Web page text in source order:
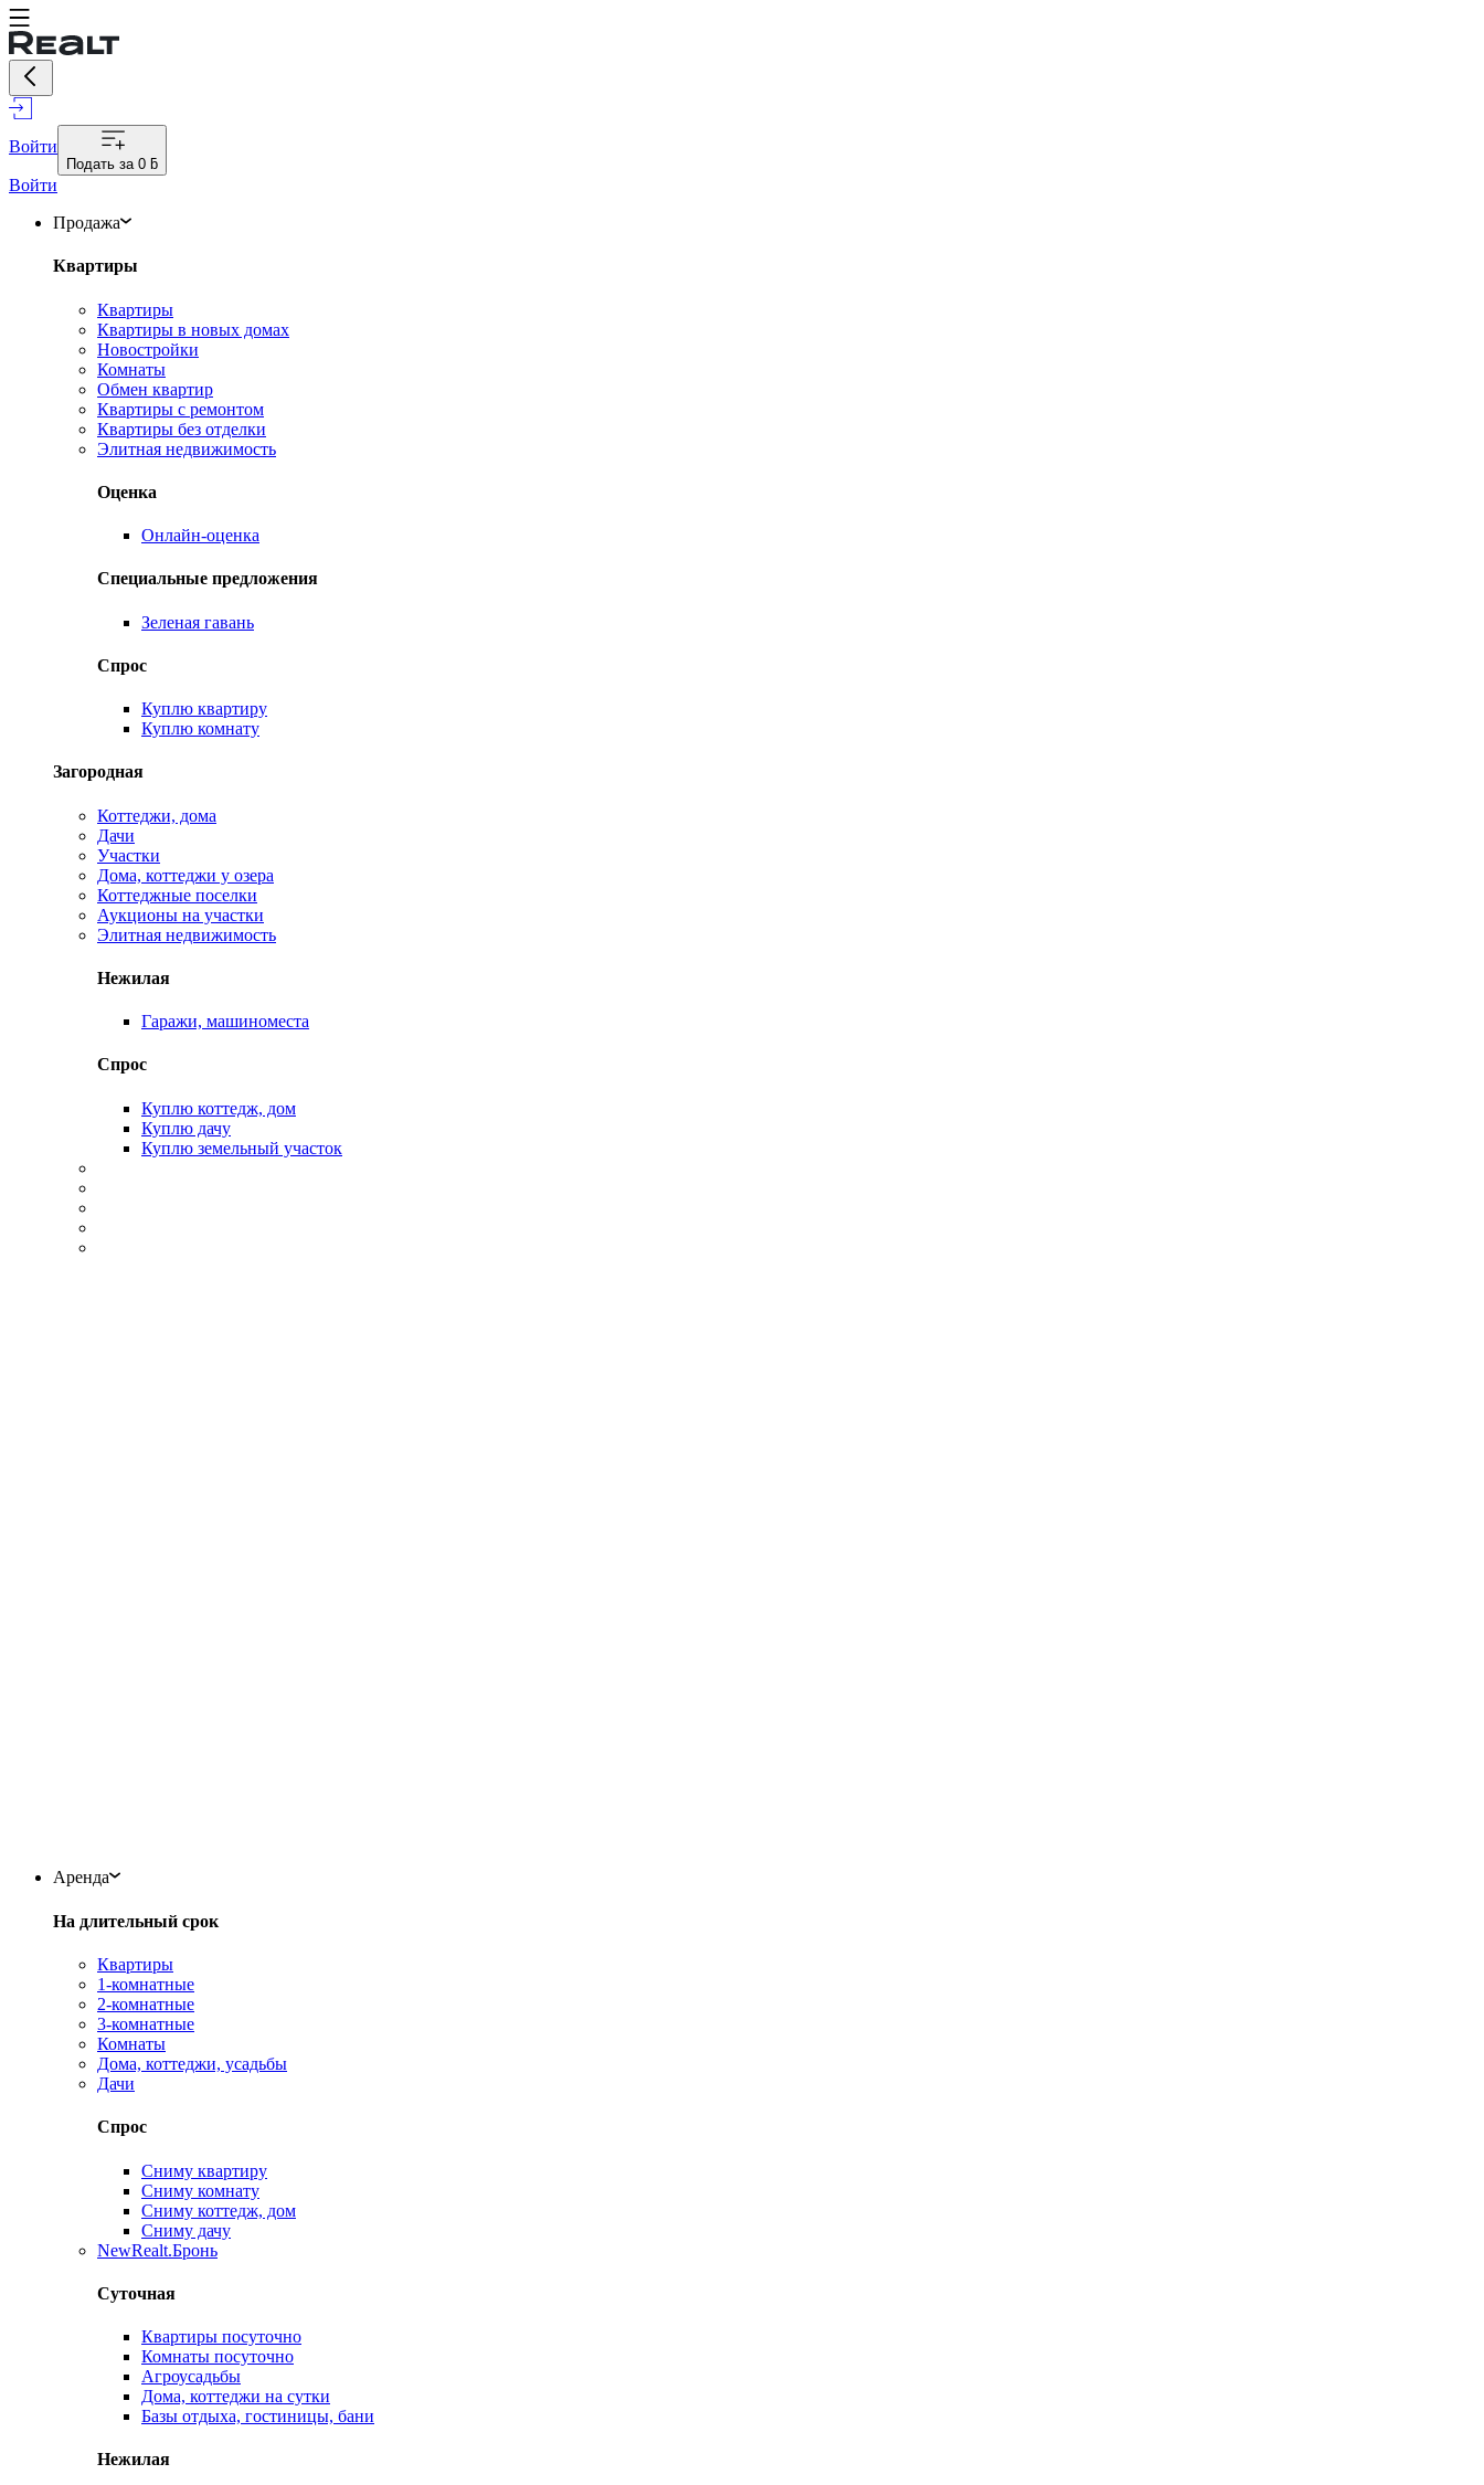
Войти
Подать за 0 ƃ
Войти
Продажа
Квартиры
Квартиры
Квартиры в новых домах
Новостройки
Комнаты
Обмен квартир
Квартиры с ремонтом
Квартиры без отделки
Элитная недвижимость
Оценка
Онлайн-оценка
Специальные предложения
Зеленая гавань
Спрос
Куплю квартиру
Куплю комнату
Загородная
Коттеджи, дома
Дачи
Участки
Дома, коттеджи у озера
Коттеджные поселки
Аукционы на участки
Элитная недвижимость
Нежилая
Гаражи, машиноместа
Спрос
Куплю коттедж, дом
Куплю дачу
Куплю земельный участок
Аренда
На длительный срок
Квартиры
1-комнатные
2-комнатные
3-комнатные
Комнаты
Дома, коттеджи, усадьбы
Дачи
Спрос
Сниму квартиру
Сниму комнату
Сниму коттедж, дом
Сниму дачу
NewRealt.Бронь
Суточная
Квартиры посуточно
Комнаты посуточно
Агроусадьбы
Дома, коттеджи на сутки
Базы отдыха, гостиницы, бани
Нежилая